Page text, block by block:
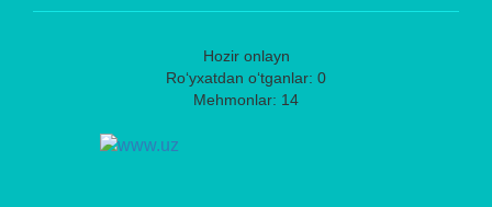
Hozir onlayn
Ro‘yxatdan o‘tganlar: 0
Mehmonlar: 14